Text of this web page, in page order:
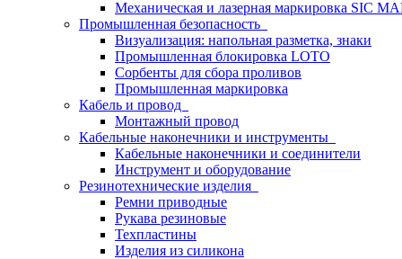
Механическая и лазерная маркировка SIC
Промышленная безопасность
Визуализация: напольная разметка, знаки
Промышленная блокировка LOTO
Сорбенты для сбора проливов
Промышленная маркировка
Кабель и провод
Монтажный провод
Кабельные наконечники и инструменты
Кабельные наконечники и соединители
Инструмент и оборудование
Резинотехнические изделия
Ремни приводные
Рукава резиновые
Техпластины
Изделия из силикона